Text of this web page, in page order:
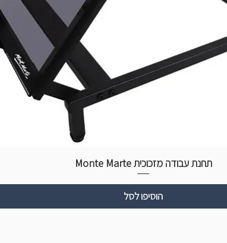
תחנת עבודה מזכוכית Monte Marte
הוסיפו לסל